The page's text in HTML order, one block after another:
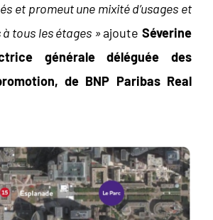
et promeut une mixité d’usages et
tous les étages »ajouteSéverine
générale déléguée des
de BNP Paribas Real